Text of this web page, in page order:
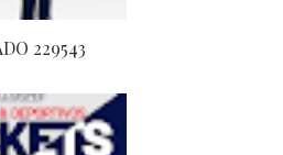
229543